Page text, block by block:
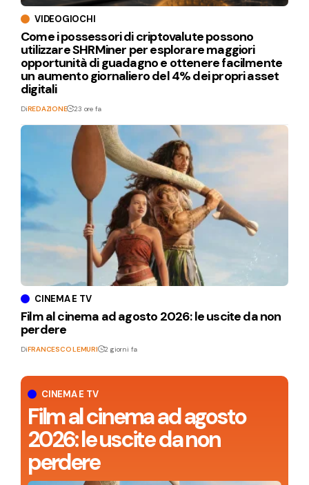
CINEMA E TV
Film al cinema ad agosto
2026: le uscite da non
perdere
VIDEOGIOCHI
Come i possessori di criptovalute possono
utilizzare SHRMiner per esplorare maggiori
opportunità di guadagno e ottenere facilmente
un aumento giornaliero del 4% dei propri asset
digitali
DiREDAZIONE 23 ore fa
CINEMA E TV
Film al cinema ad agosto 2026: le uscite da non
perdere
DiFRANCESCO LEMURI 2 giorni fa